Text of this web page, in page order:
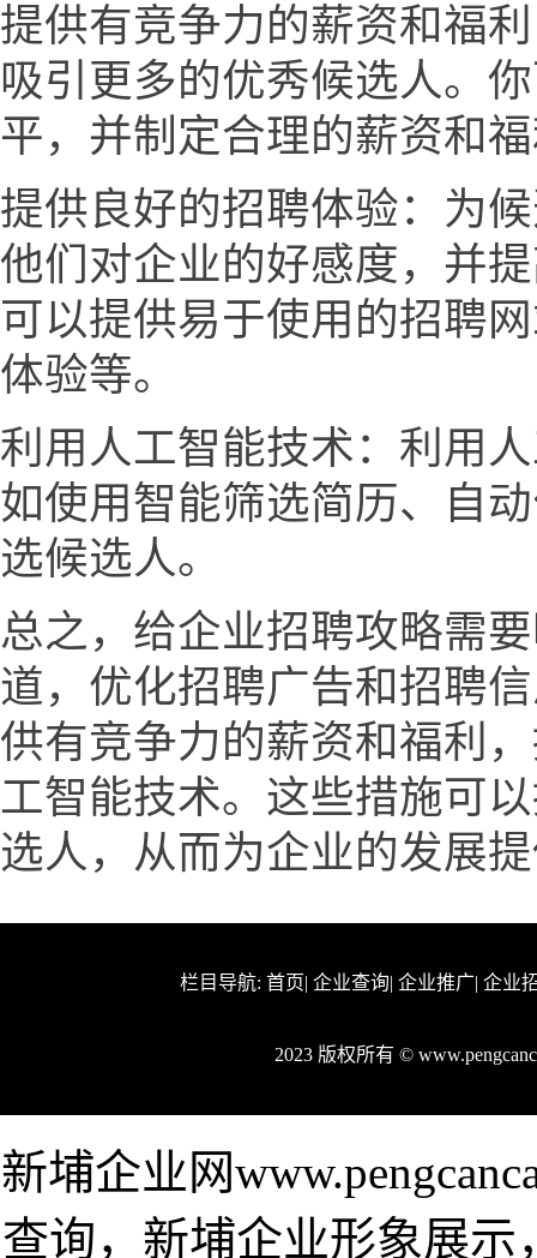
提供有竞争力的薪资和福
吸引更多的优秀候选人。
平，并制定合理的薪资和
提供良好的招聘体验：为
他们对企业的好感度，并
可以提供易于使用的招聘
体验等。
利用人工智能技术：利用
如使用智能筛选简历、自
选候选人。
总之，给企业招聘攻略需
道，优化招聘广告和招聘
供有竞争力的薪资和福利
工智能技术。这些措施可
选人，从而为企业的发展
栏目导航: 首页| 企业查询| 企业推广| 企业
2023 版权所有 ©
新埔企业网
查询，新埔企业形象展